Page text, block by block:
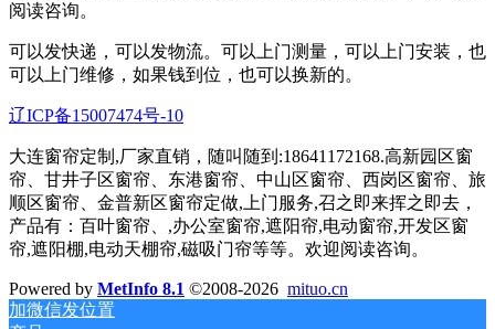
阅读咨询。
可以发快递，可以发物流。可以上门测量，可以上门安装，也
可以上门维修，如果钱到位，也可以换新的。
辽ICP备15007474号-10
大连窗帘定制,厂家直销，随叫随到:18641172168.高新园区窗
帘、甘井子区窗帘、东港窗帘、中山区窗帘、西岗区窗帘、旅
顺区窗帘、金普新区窗帘定做,上门服务,召之即来挥之即去，
产品有：百叶窗帘、,办公室窗帘,遮阳帘,电动窗帘,开发区窗
帘,遮阳棚,电动天棚帘,磁吸门帘等等。欢迎阅读咨询。
Powered by MetInfo 8.1 ©2008-2026 mituo.cn
加微信发位置